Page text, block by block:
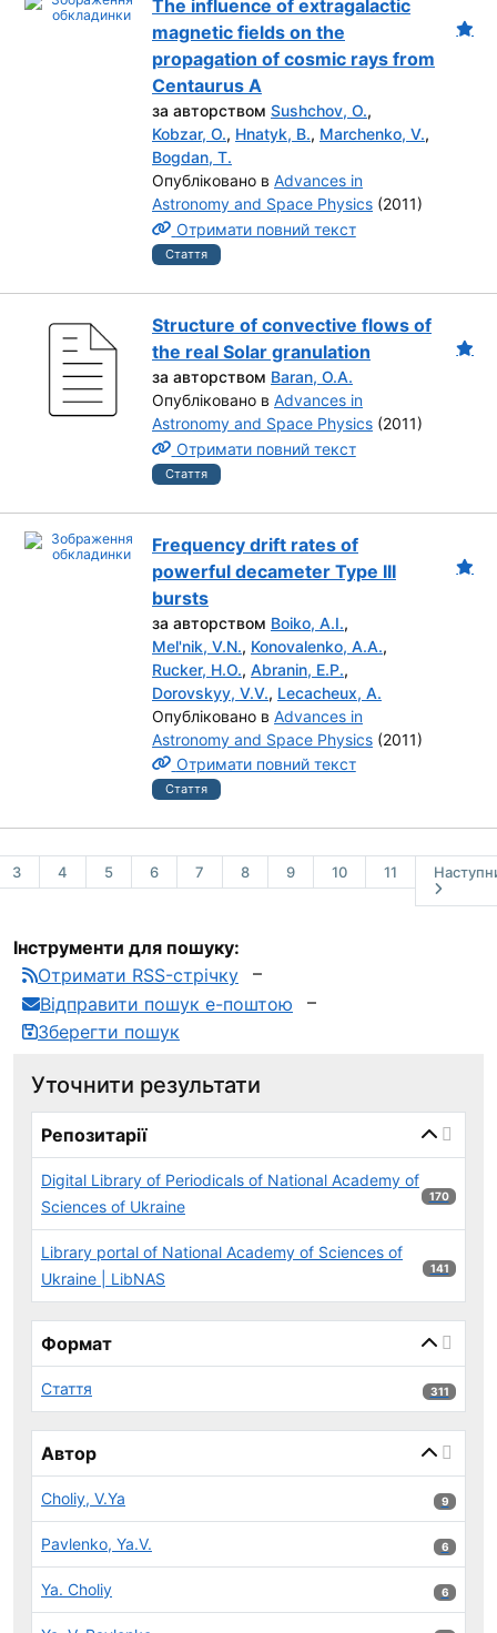
The influence of extragalactic
magnetic fields on the
propagation of cosmic rays from
Centaurus A
за авторством Sushchov, O.,
Kobzar, O., Hnatyk, B., Marchenko, V.,
Bogdan, T.
Опубліковано в Advances in
Astronomy and Space Physics (2011)
Отримати повний текст
Стаття
Structure of convective flows of
the real Solar granulation
за авторством Baran, O.A.
Опубліковано в Advances in
Astronomy and Space Physics (2011)
Отримати повний текст
Стаття
Frequency drift rates of
powerful decameter Type III
bursts
за авторством Boiko, A.I.,
Mel'nik, V.N., Konovalenko, A.A.,
Rucker, H.O., Abranin, E.P.,
Dorovskyy, V.V., Lecacheux, A.
Опубліковано в Advances in
Astronomy and Space Physics (2011)
Отримати повний текст
Стаття
3 4 5 6 7 8 9 10 11
Інструменти для пошуку:
Отримати RSS-стрічку
Відправити пошук е-поштою
Зберегти пошук
Уточнити результати
Репозитарії
Digital Library of Periodicals of National Academy of
Sciences of Ukraine
170
170
Library portal of National Academy of Sciences of
Ukraine | LibNAS
141
141
Формат
Стаття 311
311
Автор
Choliy, V.Ya 9
9
Pavlenko, Ya.V. 6
6
Ya. Choliy 6
6